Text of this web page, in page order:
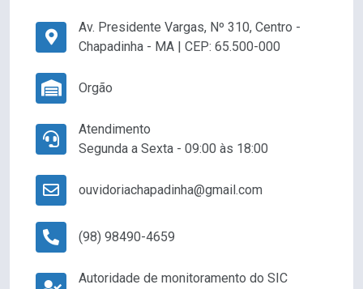
Av. Presidente Vargas, Nº 310, Centro -
Chapadinha - MA | CEP: 65.500-000
Orgão
Atendimento
Segunda a Sexta - 09:00 às 18:00
ouvidoriachapadinha@gmail.com
(98) 98490-4659
Autoridade de monitoramento do SIC